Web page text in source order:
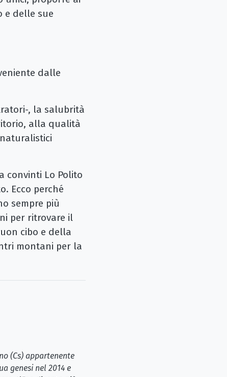
e delle sue
dalle
, la salubrità
alla qualità
convinti Lo Polito
Ecco perché
sempre più
per ritrovare il
cibo e della
montani per la
(Cs) appartenente
genesi nel 2014 e